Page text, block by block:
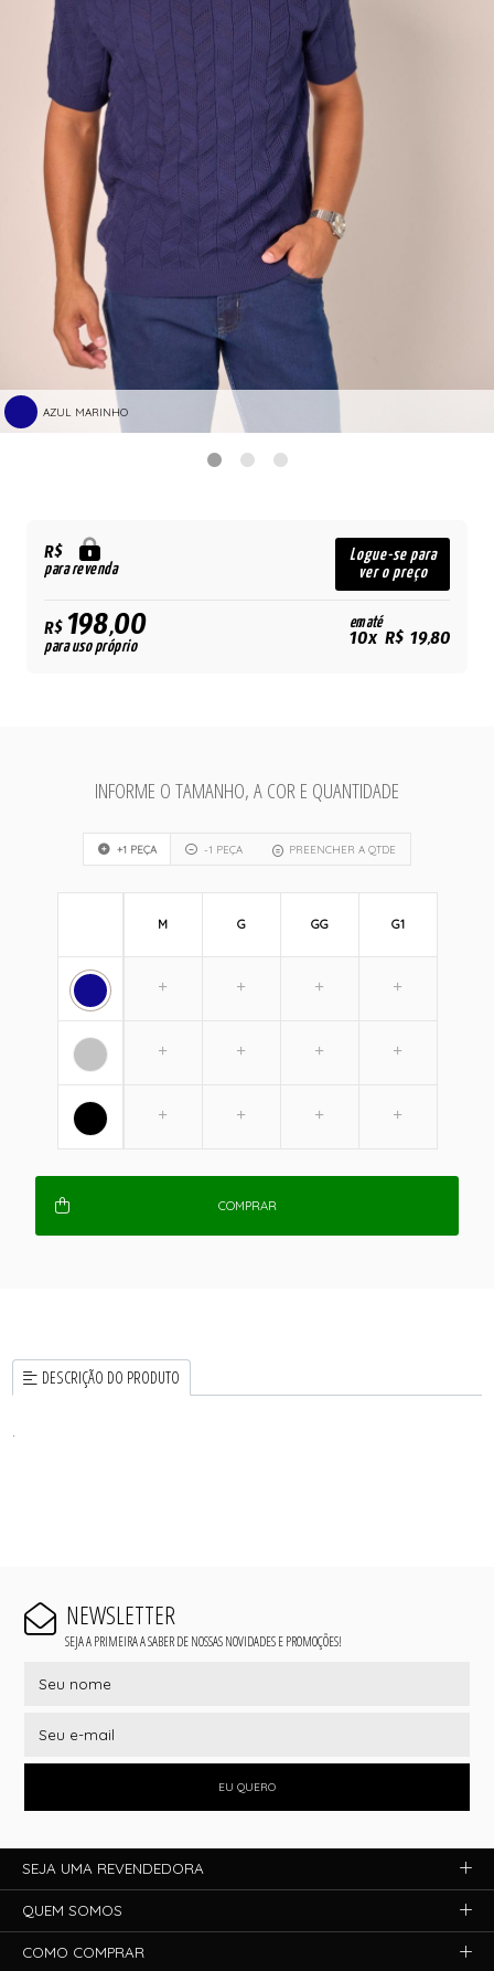
AZUL MARINHO
R$
para revenda
Logue-se para
ver o preço
R$198,00
para uso próprio
em até
10x R$ 19,80
INFORME O TAMANHO, A COR E QUANTIDADE
+1 PEÇA -1 PEÇA PREENCHER A QTDE
M G GG G1
COMPRAR
DESCRIÇÃO DO PRODUTO
.
NEWSLETTER
SEJA A PRIMEIRA A SABER DE NOSSAS NOVIDADES E PROMOÇÕES!
EU QUERO
SEJA UMA REVENDEDORA
QUEM SOMOS
COMO COMPRAR